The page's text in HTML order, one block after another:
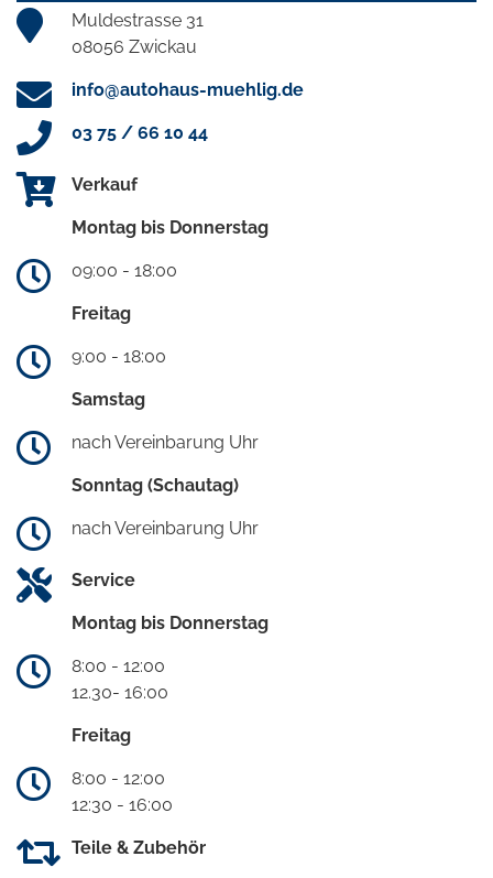
Muldestrasse 31
08056 Zwickau
info@autohaus-muehlig.de
03 75 / 66 10 44
Verkauf
Montag bis Donnerstag
09:00 - 18:00
Freitag
9:00 - 18:00
Samstag
nach Vereinbarung Uhr
Sonntag (Schautag)
nach Vereinbarung Uhr
Service
Montag bis Donnerstag
8:00 - 12:00
12.30- 16:00
Freitag
8:00 - 12:00
12:30 - 16:00
Teile & Zubehör